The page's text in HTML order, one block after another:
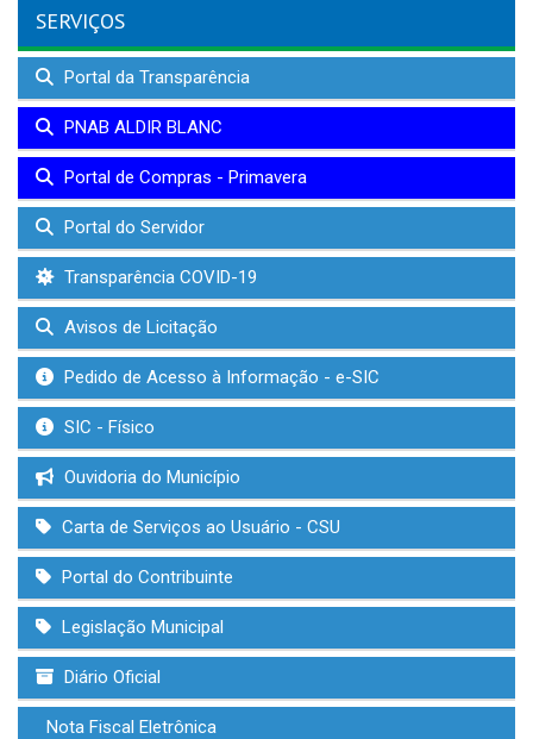
SERVIÇOS
Portal da Transparência
PNAB ALDIR BLANC
Portal de Compras - Primavera
Portal do Servidor
Transparência COVID-19
Avisos de Licitação
Pedido de Acesso à Informação - e-SIC
SIC - Físico
Ouvidoria do Município
Carta de Serviços ao Usuário - CSU
Portal do Contribuinte
Legislação Municipal
Diário Oficial
Nota Fiscal Eletrônica